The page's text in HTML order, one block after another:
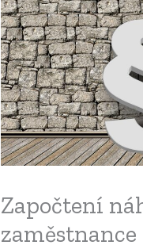
Započtení
zaměstnance